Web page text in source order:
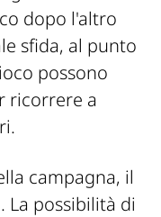
dopo l'altro
sfida, al punto
possono
ricorrere a
campagna, il
La possibilità di